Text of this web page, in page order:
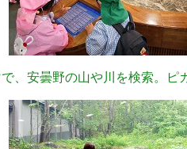
、安曇野の山や川を検索。ピ